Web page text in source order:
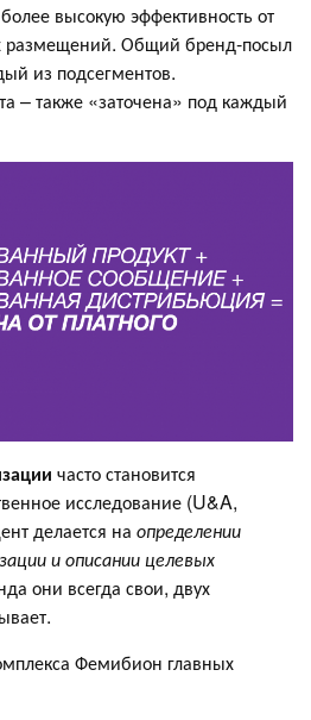
высокую эффективность от
размещений. Общий бренд-посыл
из подсегментов.
– также «заточена» под каждый
часто становится
исследование (U&A,
делается на определении
и описании целевых
они всегда свои, двух
Фемибион главных